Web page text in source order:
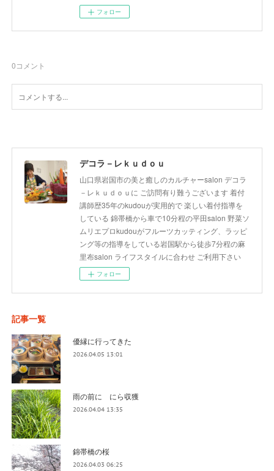
フォロー
0コメント
デコラ－レｋｕｄｏｕ
山口県岩国市の美と癒しのカルチャーsalon デコラ
－レｋｕｄｏｕに ご訪問有り難うございます 着付
講師歴35年のkudouが実用的で 楽しい着付指導を
している 錦帯橋から車で10分程の平田salon 野菜ソ
ムリエプロkudouがフルーツカッティング、ラッピ
ング等の指導をしている岩国駅から徒歩7分程の麻
里布salon ライフスタイルに合わせ ご利用下さい
フォロー
記事一覧
優縁に行ってきた
2026.04.05 13:01
雨の前に にら収獲
2026.04.04 13:35
錦帯橋の桜
2026.04.03 06:25